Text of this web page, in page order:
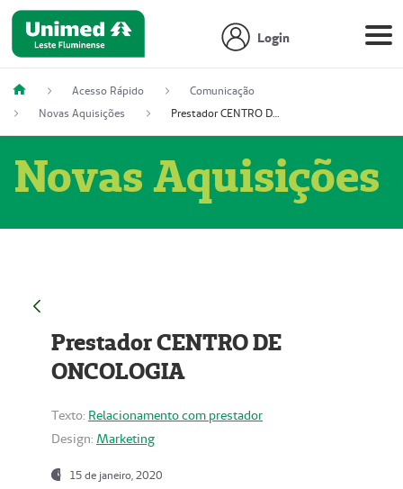
Login
Acesso Rápido
Comunicação
Novas Aquisições
Prestador CENTRO DE ONCOLOGIA
Novas Aquisições
Prestador CENTRO DE
ONCOLOGIA
Texto: Relacionamento com prestador
Design: Marketing
15 de janeiro, 2020